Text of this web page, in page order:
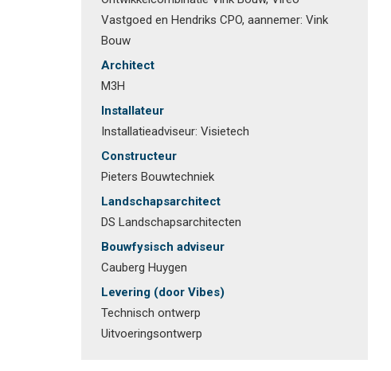
Vastgoed en Hendriks CPO, aannemer: Vink
Bouw
Architect
M3H
Installateur
Installatieadviseur: Visietech
Constructeur
Pieters Bouwtechniek
Landschapsarchitect
DS Landschapsarchitecten
Bouwfysisch adviseur
Cauberg Huygen
Levering (door Vibes)
Technisch ontwerp
Uitvoeringsontwerp